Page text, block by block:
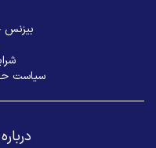
بیزنس
سیاست